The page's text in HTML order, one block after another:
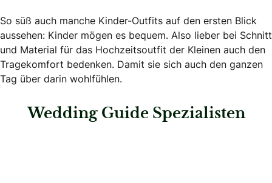
So süß auch manche Kinder-Outfits auf den ersten Blick
aussehen: Kinder mögen es bequem. Also lieber bei Schnitt
und Material für das Hochzeitsoutfit der Kleinen auch den
Tragekomfort bedenken. Damit sie sich auch den ganzen
Tag über darin wohlfühlen.
Wedding Guide Spezialisten